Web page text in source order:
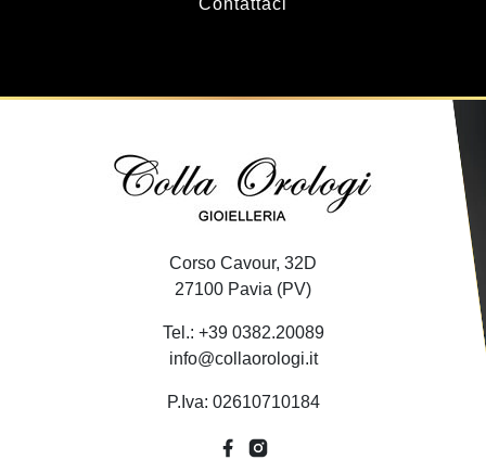
Contattaci
Corso Cavour, 32D
27100 Pavia (PV)
Tel.: +39 0382.20089
info@collaorologi.it
P.Iva: 02610710184